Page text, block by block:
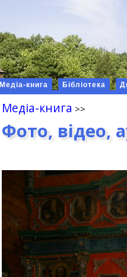
Медіа-книга Бібліотека
Медіа-книга
Фото, відео,